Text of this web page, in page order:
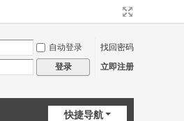
自动登录
找回密码
登录 立即注册
快捷导航